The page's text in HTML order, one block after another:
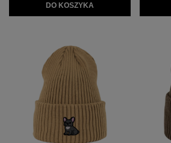
DO KOSZYKA